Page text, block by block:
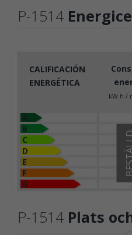
P-1514
CALIFICACIÓN
ENERGÉTICA
kW h /
B
C
D
E
F
G
P-1514 Plats